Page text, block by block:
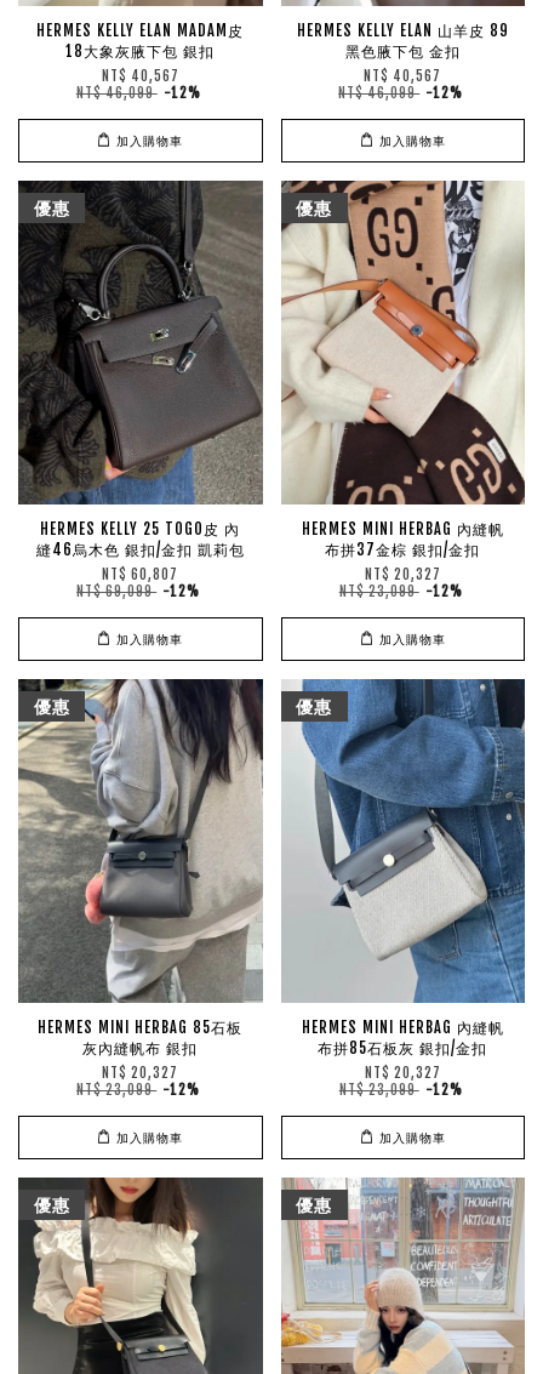
HERMES KELLY ELAN MADAM皮
18大象灰腋下包 銀扣
NT$ 40,567
NT$ 46,099 -12%
加入購物車
HERMES KELLY ELAN 山羊皮 89
黑色腋下包 金扣
NT$ 40,567
NT$ 46,099 -12%
加入購物車
優惠
HERMES KELLY 25 TOGO皮 內
縫46烏木色 銀扣/金扣 凱莉包
NT$ 60,807
NT$ 69,099 -12%
加入購物車
優惠
HERMES MINI HERBAG 內縫帆
布拼37金棕 銀扣/金扣
NT$ 20,327
NT$ 23,099 -12%
加入購物車
優惠
HERMES MINI HERBAG 85石板
灰內縫帆布 銀扣
NT$ 20,327
NT$ 23,099 -12%
加入購物車
優惠
HERMES MINI HERBAG 內縫帆
布拼85石板灰 銀扣/金扣
NT$ 20,327
NT$ 23,099 -12%
加入購物車
優惠 優惠